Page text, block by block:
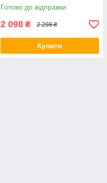
Готово до відправки
2 098 ₴ 2 298 ₴
Купити